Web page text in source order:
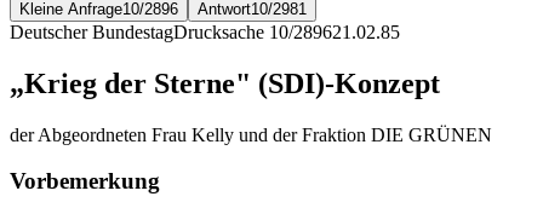
Kleine Anfrage10/2896 Antwort10/2981
Deutscher BundestagDrucksache 10/289621.02.85
„Krieg der Sterne" (SDI)-Konzept
der Abgeordneten Frau Kelly und der Fraktion DIE GRÜNEN
Vorbemerkung